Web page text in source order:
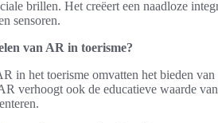
brillen. Het creëert een naadloze
sensoren.
van AR in toerisme?
in het toerisme omvatten het bieden
verhoogt ook de educatieve waarde